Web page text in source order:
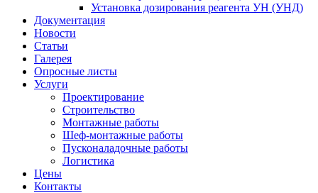
Установка дозирования реагента УН (УНД)
Документация
Новости
Статьи
Галерея
Опросные листы
Услуги
Проектирование
Строительство
Монтажные работы
Шеф-монтажные работы
Пусконаладочные работы
Логистика
Цены
Контакты